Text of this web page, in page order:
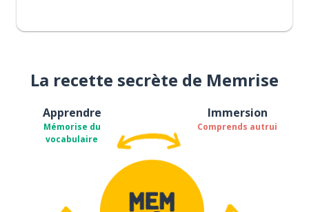
La recette secrète de Memrise
Apprendre
Mémorise du
vocabulaire
Immersion
Comprends autrui